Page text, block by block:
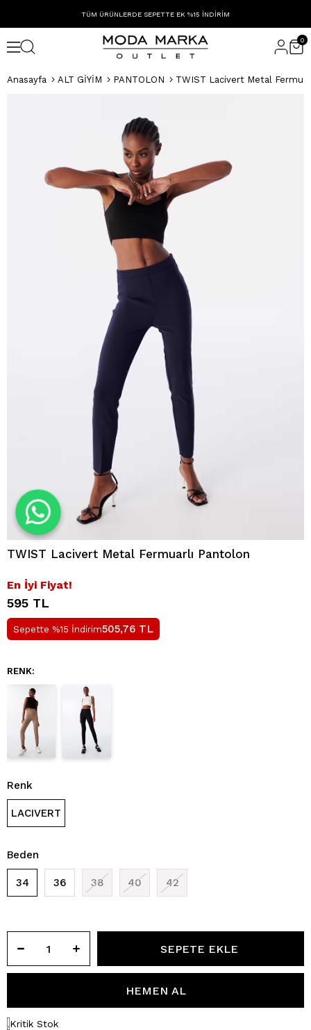
TÜM ÜRÜNLERDE SEPETTE EK %15 İNDİRİM
0
Anasayfa ALT GİYİM PANTOLON TWIST Lacivert Metal
TWIST Lacivert Metal Fermuarlı Pantolon
En İyi Fiyat!
595 TL
Sepette %15 İndirim505,76 TL
RENK:
Renk
LACIVERT
Beden
34 36 38 40 42
Kritik Stok